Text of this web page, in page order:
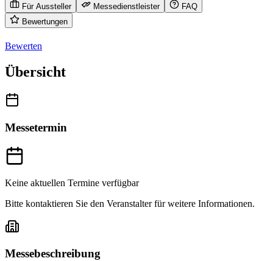
Für Aussteller
Messedienstleister
FAQ
Bewertungen
Bewerten
Übersicht
Messetermin
Keine aktuellen Termine verfügbar
Bitte kontaktieren Sie den Veranstalter für weitere Informationen.
Messebeschreibung